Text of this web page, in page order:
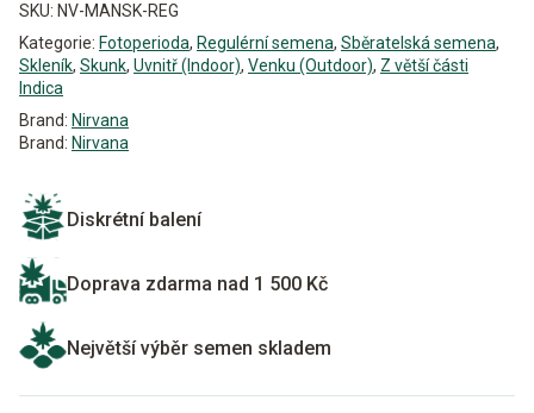
SKU: NV-MANSK-REG
Kategorie: Fotoperioda, Regulérní semena, Sběratelská semena,
Skleník, Skunk, Uvnitř (Indoor), Venku (Outdoor), Z větší části
Indica
Brand: Nirvana
Brand: Nirvana
Diskrétní balení
Doprava zdarma nad 1 500 Kč
Největší výběr semen skladem